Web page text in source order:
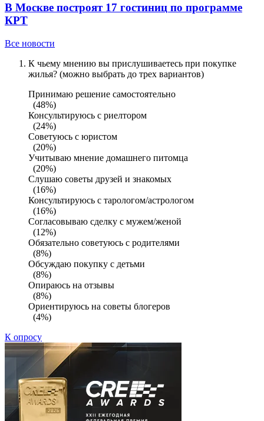
В Москве построят 17 гостиниц по программе
КРТ
Все новости
К чьему мнению вы прислушиваетесь при покупке
жилья? (можно выбрать до трех вариантов)
Принимаю решение самостоятельно
(48%)
Консультируюсь с риелтором
(24%)
Советуюсь с юристом
(20%)
Учитываю мнение домашнего питомца
(20%)
Слушаю советы друзей и знакомых
(16%)
Консультируюсь с тарологом/астрологом
(16%)
Согласовываю сделку с мужем/женой
(12%)
Обязательно советуюсь с родителями
(8%)
Обсуждаю покупку с детьми
(8%)
Опираюсь на отзывы
(8%)
Ориентируюсь на советы блогеров
(4%)
К опросу